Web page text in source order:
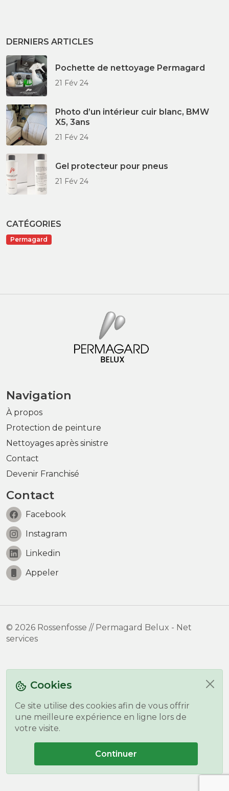
DERNIERS ARTICLES
Pochette de nettoyage Permagard
21 Fév 24
Photo d’un intérieur cuir blanc, BMW
X5, 3ans
21 Fév 24
Gel protecteur pour pneus
21 Fév 24
CATÉGORIES
Permagard
Navigation
À propos
Protection de peinture
Nettoyages après sinistre
Contact
Devenir Franchisé
Contact
Facebook
Instagram
Linkedin
Appeler
© 2026 Rossenfosse // Permagard Belux - Net
services
Cookies
Ce site utilise des cookies afin de vous offrir
une meilleure expérience en ligne lors de
votre visite.
Continuer